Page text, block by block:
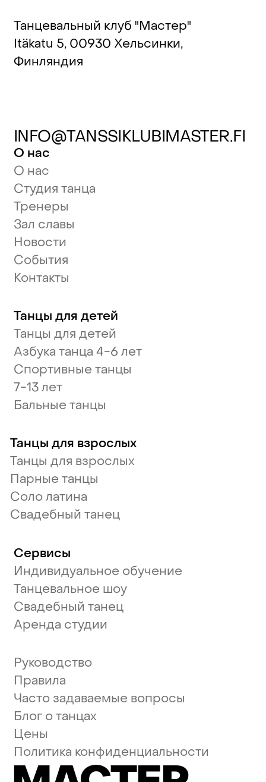
Танцевальный клуб "Мастер"
Itäkatu 5, 00930 Хельсинки,
Финляндия
INFO@TANSSIKLUBIMASTER.FI
О нас
О нас
Студия танца
Тренеры
Зал славы
Новости
События
Контакты
Танцы для детей
Танцы для детей
Азбука танца 4-6 лет
Спортивные танцы
7-13 лет
Бальные танцы
Танцы для взрослых
Танцы для взрослых
Парные танцы
Соло латина
Свадебный танец
Сервисы
Индивидуальное обучение
Танцевальное шоу
Свадебный танец
Аренда студии
Руководство
Правила
Часто задаваемые вопросы
Блог о танцах
Цены
Политика конфиденциальности